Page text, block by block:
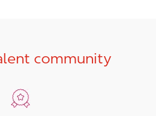
community